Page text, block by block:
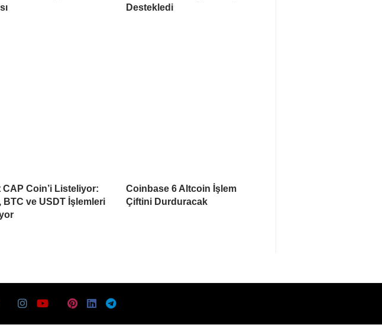
Destekledi
CAP Coin’i Listeliyor:
BTC ve USDT İşlemleri
Coinbase 6 Altcoin İşlem
Çiftini Durduracak